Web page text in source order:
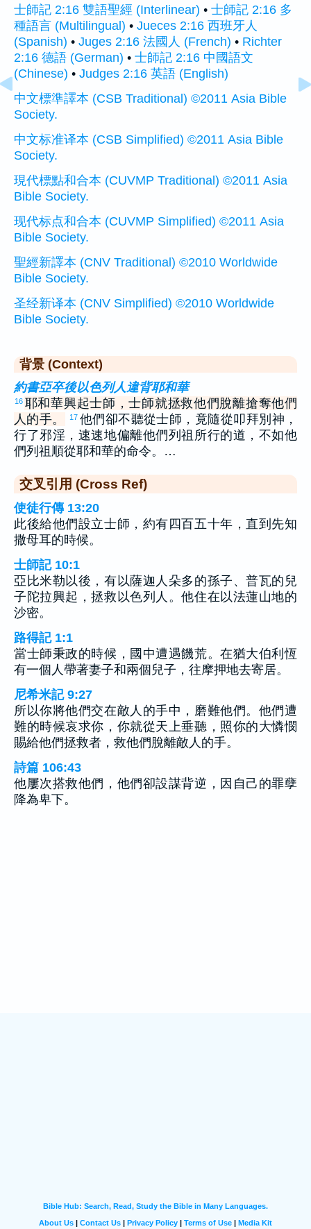
士師記 2:16 雙語聖經 (Interlinear) • 士師記 2:16 多
種語言 (Multilingual) • Jueces 2:16 西班牙人
(Spanish) • Juges 2:16 法國人 (French) • Richter
2:16 德語 (German) • 士師記 2:16 中國語文
(Chinese) • Judges 2:16 英語 (English)
中文標準譯本 (CSB Traditional) ©2011 Asia Bible
Society.
中文标准译本 (CSB Simplified) ©2011 Asia Bible
Society.
現代標點和合本 (CUVMP Traditional) ©2011 Asia
Bible Society.
现代标点和合本 (CUVMP Simplified) ©2011 Asia
Bible Society.
聖經新譯本 (CNV Traditional) ©2010 Worldwide
Bible Society.
圣经新译本 (CNV Simplified) ©2010 Worldwide
Bible Society.
背景 (Context)
約書亞卒後以色列人違背耶和華
16 耶和華興起士師，士師就拯救他們脫離搶奪他們
人的手。
17 他們卻不聽從士師，竟隨從叩拜別神，
行了邪淫，速速地偏離他們列祖所行的道，不如他
們列祖順從耶和華的命令。…
交叉引用 (Cross Ref)
使徒行傳 13:20
此後給他們設立士師，約有四百五十年，直到先知
撒母耳的時候。
士師記 10:1
亞比米勒以後，有以薩迦人朵多的孫子、普瓦的兒
子陀拉興起，拯救以色列人。他住在以法蓮山地的
沙密。
路得記 1:1
當士師秉政的時候，國中遭遇饑荒。在猶大伯利恆
有一個人帶著妻子和兩個兒子，往摩押地去寄居。
尼希米記 9:27
所以你將他們交在敵人的手中，磨難他們。他們遭
難的時候哀求你，你就從天上垂聽，照你的大憐憫
賜給他們拯救者，救他們脫離敵人的手。
詩篇 106:43
他屢次搭救他們，他們卻設謀背逆，因自己的罪孽
降為卑下。